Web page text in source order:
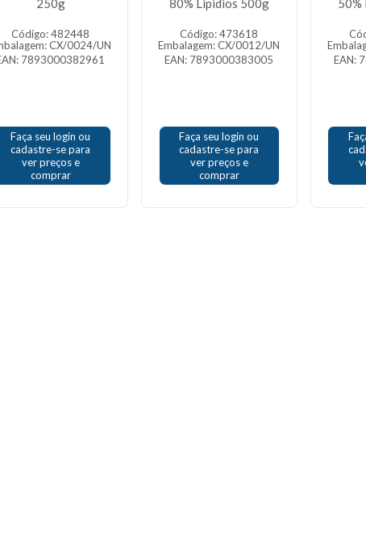
250g
Código: 482448
CX/0024/UN
7893000382961
Faça seu login ou
cadastre-se para
ver preços e
comprar
80% Lipidios 500g
Código: 473618
Embalagem: CX/0012/UN
EAN: 7893000383005
Faça seu login ou
cadastre-se para
ver preços e
comprar
50%
EAN: